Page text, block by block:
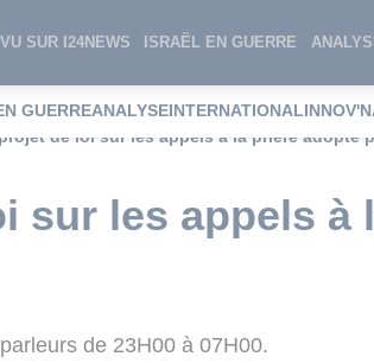
VU SUR I24NEWS ISRAËL EN GUERRE
GUERREANALYSEINTERNATIONAL
de loi sur les appels à la prière adopté
sur les appels à
de 23H00 à 07H00.